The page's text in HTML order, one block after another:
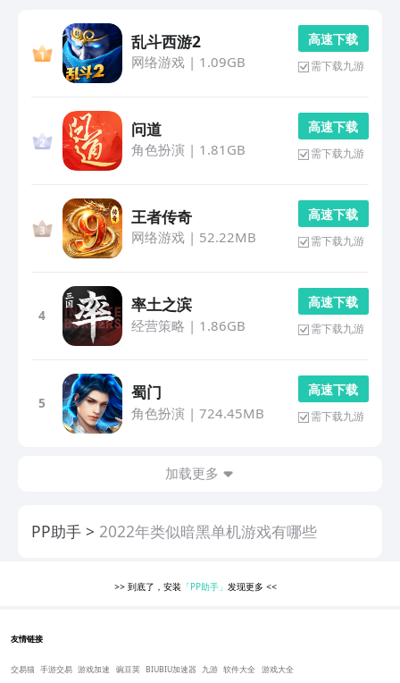
乱斗西游2
网络游戏| 1.09GB
高 速 下 载
需下载九游
问道
角色扮演 | 1.81GB
高 速 下 载
需下载九游
王者传奇
网络游戏| 52.22MB
高 速 下 载
需下载九游
4
率土之滨
经营策略 | 1.86GB
高 速 下 载
需下载九游
5
蜀门
角色扮演 | 724.45MB
高 速 下 载
需下载九游
加载更多
PP助手 2022年类似暗黑单机游戏有哪些
>> 到底了，安装 「PP助手」 发现更多<<
友情链接
交易猫 手游交易 游戏加速 豌豆荚 BIUBIU加速器 九游 软件大全 游戏大全